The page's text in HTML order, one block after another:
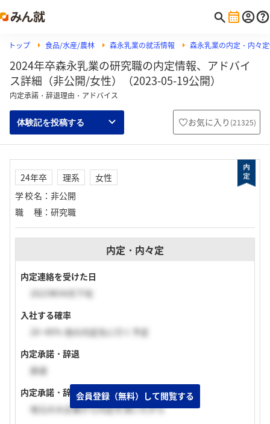
トップ 食品/水産/農林 森永乳業の就活情報 森永乳業の内定・内々
2024年卒森永乳業の研究職の内定情報、アドバイ
ス詳細（非公開/女性）（2023-05-19公開）
内定承諾・辞退理由・アドバイス
体験記を投稿する お気に入り (21325)
24年卒 理系
女性
学校名 ： 非公開
職種 ： 研究職
内定・内々定
内定連絡を受けた日
2023年04月下旬
入社する確率
20~40% 他の内定先に行く予定
内定承諾・辞退
辞退
内定承諾・辞退理由
地元の大企業から内定を頂いたから
会員登録（無料）して閲覧する